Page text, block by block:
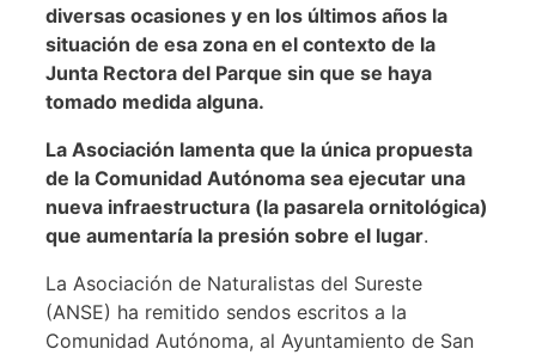
diversas ocasiones y en los últimos años la
situación de esa zona en el contexto de la
Junta Rectora del Parque sin que se haya
tomado medida alguna.
La Asociación lamenta que la única propuesta
de la Comunidad Autónoma sea ejecutar una
nueva infraestructura (la pasarela ornitológica)
que aumentaría la presión sobre el lugar.
La Asociación de Naturalistas del Sureste
(ANSE) ha remitido sendos escritos a la
Comunidad Autónoma, al Ayuntamiento de San